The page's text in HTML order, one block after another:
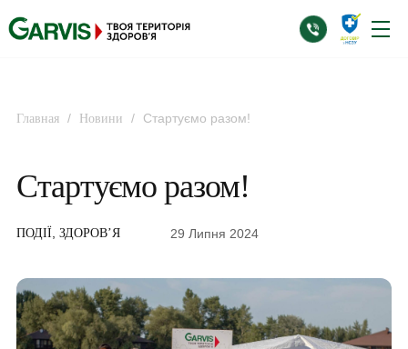
Главная / Новини / Стартуємо разом!
Стартуємо разом!
ПОДІЇ ЗДОРОВ’Я 29 Липня 2024